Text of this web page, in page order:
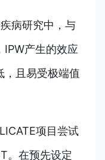
病研究中，与
IPW产生的效应
，且易受极端值
项目尝试
。在预先设定